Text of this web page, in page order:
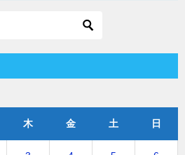
木 金 土 日